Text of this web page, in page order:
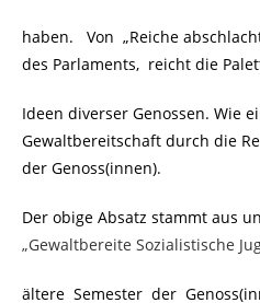
haben. Von „Reiche
des Parlaments, reicht die
Ideen diverser Genossen. Wie
Gewaltbereitschaft durch die
der Genoss(innen).
Der obige Absatz stammt aus
„Gewaltbereite Sozialistische
ältere Semester der